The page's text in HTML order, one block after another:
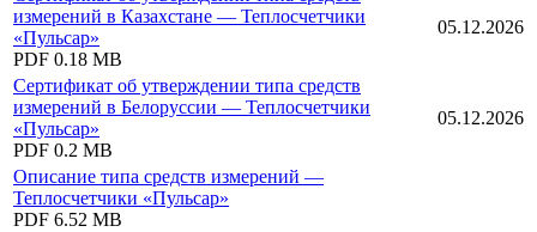
измерений в Казахстане — Теплосчетчики
«Пульсар»
PDF 0.18 MB
05.12.2026
Сертификат об утверждении типа средств
измерений в Белоруссии — Теплосчетчики
«Пульсар»
PDF 0.2 MB
05.12.2026
Описание типа средств измерений —
Теплосчетчики «Пульсар»
PDF 6.52 MB